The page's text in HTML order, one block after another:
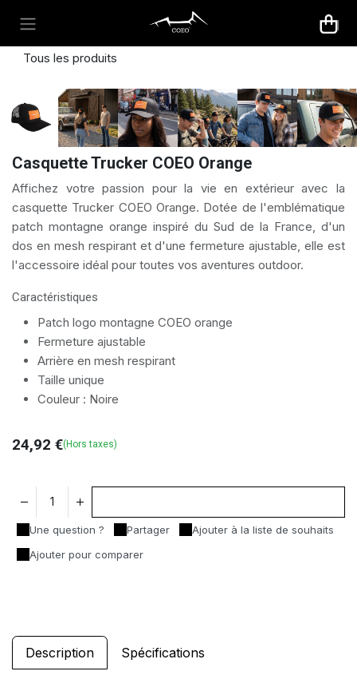
Tous les produits
Casquette Trucker COEO Orange
Affichez votre passion pour la vie en extérieur avec la
casquette Trucker COEO Orange. Dotée de l'emblématique
patch montagne orange inspiré du Sud de la France, d'un
dos en mesh respirant et d'une fermeture ajustable, elle est
l'accessoire idéal pour toutes vos aventures outdoor.
Caractéristiques
Patch logo montagne COEO orange
Fermeture ajustable
Arrière en mesh respirant
Taille unique
Couleur : Noire
24,92 €(Hors taxes)
Ajouter pour comparer
Une question ? Partager Ajouter à la liste de souhaits
Description Spécifications